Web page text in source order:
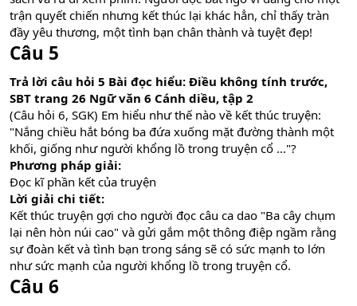
trận quyết chiến nhưng kết thúc lại khác hẳn, chỉ thấy tràn
đầy yêu thương, một tình bạn chân thành và tuyệt đẹp!
Câu 5
Trả lời câu hỏi 5 Bài đọc hiểu: Điều không tính trước,
SBT trang 26 Ngữ văn 6 Cánh diều, tập 2
(Câu hỏi 6, SGK) Em hiểu như thế nào về kết thúc truyện:
"Nắng chiều hắt bóng ba đứa xuống mặt đường thành một
khối, giống như người khổng lồ trong truyện cổ ..."?
Phương pháp giải:
Đọc kĩ phần kết của truyện
Lời giải chi tiết:
Kết thúc truyện gợi cho người đọc câu ca dao "Ba cây chụm
lại nên hòn núi cao" và gửi gắm một thông điệp ngầm rằng
sự đoàn kết và tình bạn trong sáng sẽ có sức mạnh to lớn
như sức mạnh của người khổng lồ trong truyện cổ.
Câu 6